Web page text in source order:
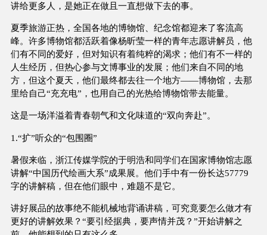
讲给更多人，是她正在做且一直想做下去的事。
夏季旅游正热，全国各地的博物馆、纪念馆都迎来了客流高
峰。许多博物馆都活跃着像杨昕莹一样的青年志愿讲解员，他
们有不同的爱好，但对知识有着纯粹的渴求；他们有不一样的
人生经历，但热心参与文博事业的发展；他们来自不同的地
方，但这个夏天，他们最终都去往一个地方——博物馆，去那
里给自己“充充电”，也用自己的光热给博物馆带去能量。
这是一场洋溢着青春朝气和文化味道的“双向奔赴”。
1.“扩”听众的“包围圈”
暑假来临，浙江传媒学院的于明浩和同学们在国家博物馆志愿
讲解“中国历代绘画大系”成果展。他们手中有一份长达57779
字的讲解稿，但在他们眼中，难题不是它。
讲好展品的故事绝不能机械地背诵讲稿，可究竟要怎么做才有
更好的讲解效果？“要引经据典，要声情并茂？”开始讲解之